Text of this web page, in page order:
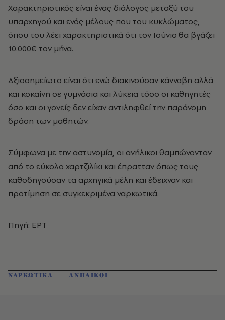
Χαρακτηριστικός είναι ένας διάλογος μεταξύ του
υπαρχηγού και ενός μέλους που του κυκλώματος,
όπου του λέει χαρακτηριστικά ότι τον Ιούνιο θα βγάζει
10.000€ τον μήνα.
Αξιοσημείωτο είναι ότι ενώ διακινούσαν κάνναβη αλλά
και κοκαΐνη σε γυμνάσια και λύκεια τόσο οι καθηγητές
όσο και οι γονείς δεν είχαν αντιληφθεί την παράνομη
δράση των μαθητών.
Σύμφωνα με την αστυνομία, οι ανήλικοι θαμπώνονταν
από το εύκολο χαρτζιλίκι και έπρατταν όπως τους
καθοδηγούσαν τα αρχηγικά μέλη και έδειχναν και
προτίμηση σε συγκεκριμένα ναρκωτικά.
Πηγή: ΕΡΤ
ΝΑΡΚΩΤΙΚΑ ΑΝΗΛΙΚΟΙ